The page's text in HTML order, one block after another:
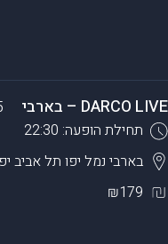
DARCO LIVE – בארבי
תחילת הופעה: 22:30
בארבי נמל יפו תל אביב
₪179